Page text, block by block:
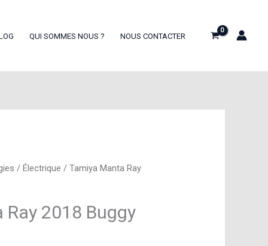
QUI SOMMES NOUS ? NOUS CONTACTER
/Électrique / Tamiya Manta Ray
2018 Buggy